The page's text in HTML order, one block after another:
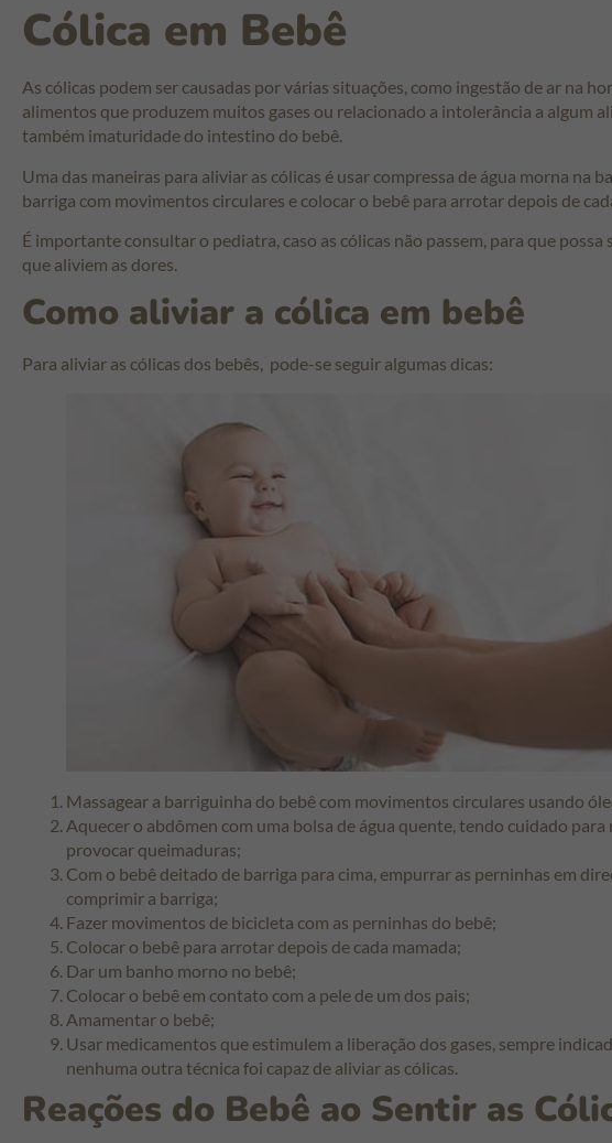
Cólica em Bebê
As cólicas podem ser causadas por várias situações, como ingestão de ar na
alimentos que produzem muitos gases ou relacionado a intolerância a algum
também imaturidade do intestino do bebê.
Uma das maneiras para aliviar as cólicas é usar compressa de água morna na
barriga com movimentos circulares e colocar o bebê para arrotar depois de
É importante consultar o pediatra, caso as cólicas não passem, para que
que aliviem as dores.
Como aliviar a cólica em bebê
Para aliviar as cólicas dos bebês, pode-se seguir algumas dicas:
Massagear a barriguinha do bebê com movimentos circulares usando
Aquecer o abdômen com uma bolsa de água quente, tendo cuidado
provocar queimaduras;
Com o bebê deitado de barriga para cima, empurrar as perninhas em
comprimir a barriga;
Fazer movimentos de bicicleta com as perninhas do bebê;
Colocar o bebê para arrotar depois de cada mamada;
Dar um banho morno no bebê;
Colocar o bebê em contato com a pele de um dos pais;
Amamentar o bebê;
Usar medicamentos que estimulem a liberação dos gases, sempre
nenhuma outra técnica foi capaz de aliviar as cólicas.
Reações do Bebê ao Sentir as